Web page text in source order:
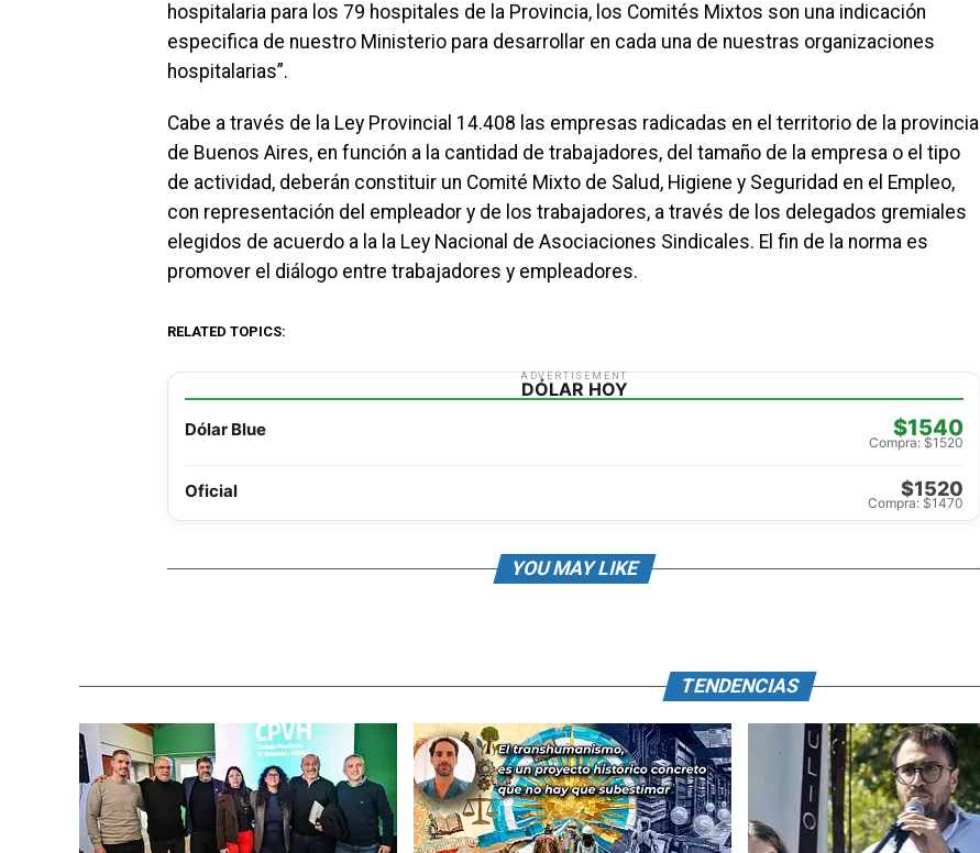
hospitalaria para los 79 hospitales de la Provincia, los Comités Mixtos son una indicación
especifica de nuestro Ministerio para desarrollar en cada una de nuestras organizaciones
hospitalarias”.
Cabe a través de la Ley Provincial 14.408 las empresas radicadas en el territorio de la provincia
de Buenos Aires, en función a la cantidad de trabajadores, del tamaño de la empresa o el tipo
de actividad, deberán constituir un Comité Mixto de Salud, Higiene y Seguridad en el Empleo,
con representación del empleador y de los trabajadores, a través de los delegados gremiales
elegidos de acuerdo a la la Ley Nacional de Asociaciones Sindicales. El fin de la norma es
promover el diálogo entre trabajadores y empleadores.
RELATED TOPICS:
ADVERTISEMENT
DÓLAR HOY
Dólar Blue $1540
Compra: $1520
Oficial $1520
Compra: $1470
YOU MAY LIKE
TENDENCIAS